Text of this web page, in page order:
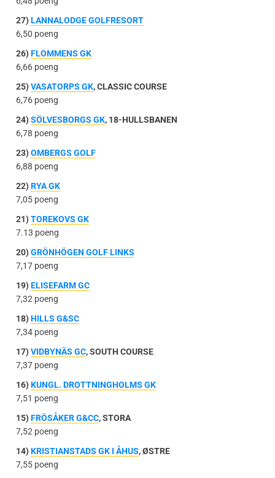
27)LANNALODGE GOLFRESORT
6,50 poeng
26)FLOMMENS GK
6,66 poeng
25)VASATORPS GK, CLASSIC COURSE
6,76 poeng
24)SÖLVESBORGS GK, 18-HULLSBANEN
6,78 poeng
23)OMBERGS GOLF
6,88 poeng
22)RYA GK
7,05 poeng
21)TOREKOVS GK
7.13 poeng
20)GRÖNHÖGEN GOLF LINKS
7,17 poeng
19)ELISEFARM GC
7,32 poeng
18)HILLS G&SC
7,34 poeng
17)VIDBYNÄS GC, SOUTH COURSE
7,37 poeng
16)KUNGL. DROTTNINGHOLMS GK
7,51 poeng
15)FRÖSÅKER G&CC, STORA
7,52 poeng
14)KRISTIANSTADS GK I ÅHUS, ØSTRE
7,55 poeng